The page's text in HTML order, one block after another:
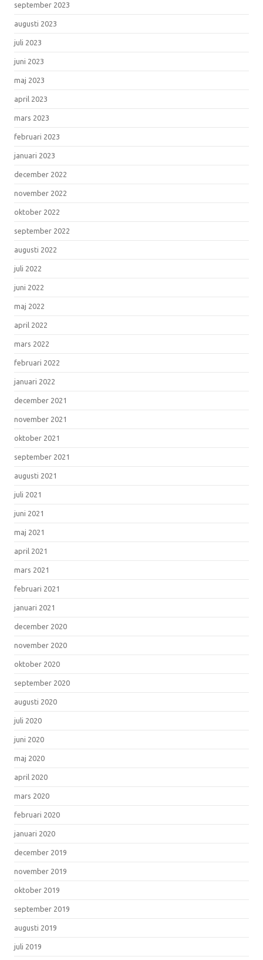
september 2023
augusti 2023
juli 2023
juni 2023
maj 2023
april 2023
mars 2023
februari 2023
januari 2023
december 2022
november 2022
oktober 2022
september 2022
augusti 2022
juli 2022
juni 2022
maj 2022
april 2022
mars 2022
februari 2022
januari 2022
december 2021
november 2021
oktober 2021
september 2021
augusti 2021
juli 2021
juni 2021
maj 2021
april 2021
mars 2021
februari 2021
januari 2021
december 2020
november 2020
oktober 2020
september 2020
augusti 2020
juli 2020
juni 2020
maj 2020
april 2020
mars 2020
februari 2020
januari 2020
december 2019
november 2019
oktober 2019
september 2019
augusti 2019
juli 2019